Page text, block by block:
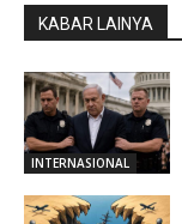
KABAR LAINYA
INTERNASIONAL